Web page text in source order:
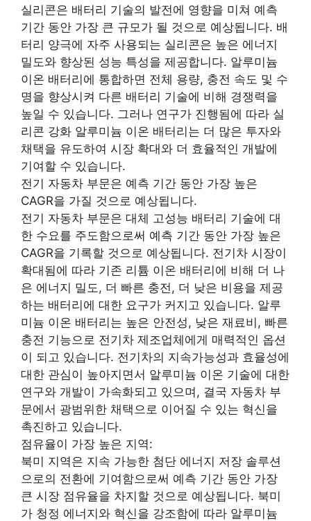
실리콘은 배터리 기술의 발전에 영향을 미쳐 예측
기간 동안 가장 큰 규모가 될 것으로 예상됩니다. 배
터리 양극에 자주 사용되는 실리콘은 높은 에너지
밀도와 향상된 성능 특성을 제공합니다. 알루미늄
이온 배터리에 통합하면 전체 용량, 충전 속도 및 수
명을 향상시켜 다른 배터리 기술에 비해 경쟁력을
높일 수 있습니다. 그러나 연구가 진행됨에 따라 실
리콘 강화 알루미늄 이온 배터리는 더 많은 투자와
채택을 유도하여 시장 확대와 더 효율적인 개발에
기여할 수 있습니다.
전기 자동차 부문은 예측 기간 동안 가장 높은
CAGR을 가질 것으로 예상됩니다.
전기 자동차 부문은 대체 고성능 배터리 기술에 대
한 수요를 주도함으로써 예측 기간 동안 가장 높은
CAGR을 기록할 것으로 예상됩니다. 전기차 시장이
확대됨에 따라 기존 리튬 이온 배터리에 비해 더 나
은 에너지 밀도, 더 빠른 충전, 더 낮은 비용을 제공
하는 배터리에 대한 요구가 커지고 있습니다. 알루
미늄 이온 배터리는 높은 안전성, 낮은 재료비, 빠른
충전 기능으로 전기차 제조업체에게 매력적인 옵션
이 되고 있습니다. 전기차의 지속가능성과 효율성에
대한 관심이 높아지면서 알루미늄 이온 기술에 대한
연구와 개발이 가속화되고 있으며, 결국 자동차 부
문에서 광범위한 채택으로 이어질 수 있는 혁신을
촉진하고 있습니다.
점유율이 가장 높은 지역:
북미 지역은 지속 가능한 첨단 에너지 저장 솔루션
으로의 전환에 기여함으로써 예측 기간 동안 가장
큰 시장 점유율을 차지할 것으로 예상됩니다. 북미
가 청정 에너지와 혁신을 강조함에 따라 알루미늄